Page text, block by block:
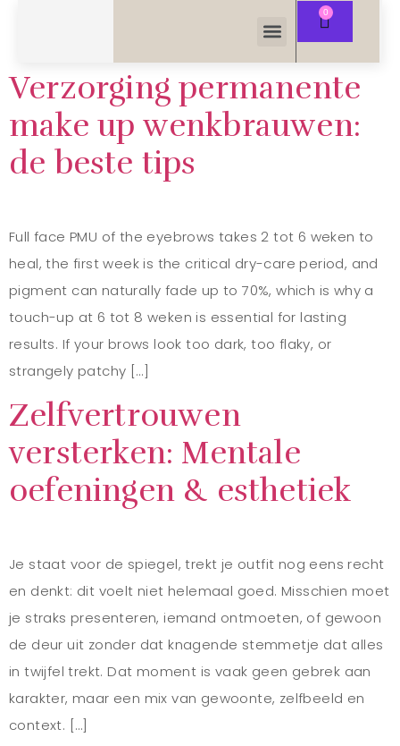
Verzorging permanente
make up wenkbrauwen:
de beste tips
Full face PMU of the eyebrows takes 2 tot 6 weken to
heal, the first week is the critical dry-care period, and
pigment can naturally fade up to 70%, which is why a
touch-up at 6 tot 8 weken is essential for lasting
results. If your brows look too dark, too flaky, or
strangely patchy […]
Zelfvertrouwen
versterken: Mentale
oefeningen & esthetiek
Je staat voor de spiegel, trekt je outfit nog eens recht
en denkt: dit voelt niet helemaal goed. Misschien moet
je straks presenteren, iemand ontmoeten, of gewoon
de deur uit zonder dat knagende stemmetje dat alles
in twijfel trekt. Dat moment is vaak geen gebrek aan
karakter, maar een mix van gewoonte, zelfbeeld en
context. […]